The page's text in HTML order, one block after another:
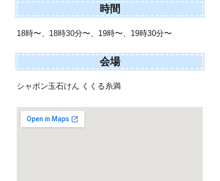
時間
18時〜、18時30分〜、19時〜、19時30分〜
会場
シャボン玉石けん くくる糸満